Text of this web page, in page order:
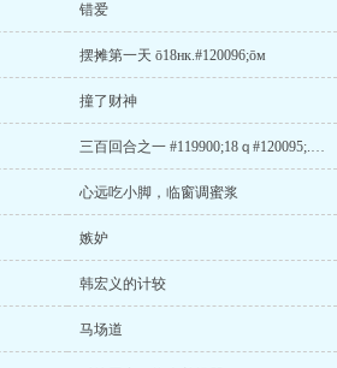
错爱
摆摊第一天 ō18нк.#120096;ōм
撞了财神
三百回合之一 #119900;18ｑ#120095;.ｃ#119900;#120210;
心远吃小脚，临窗调蜜浆
嫉妒
韩宏义的计较
马场道